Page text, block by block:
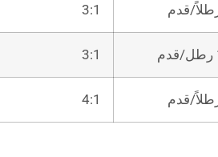
3:1
3:1
4:1